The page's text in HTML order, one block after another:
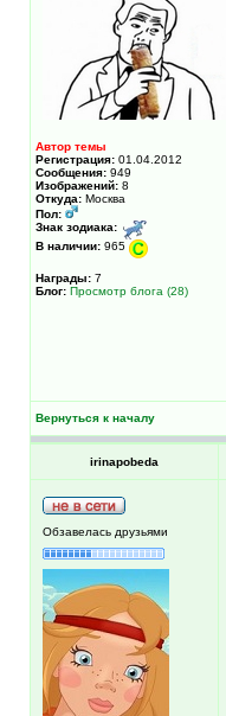
Автор темы
Регистрация: 01.04.2012
Сообщения: 949
Изображений: 8
Откуда: Москва
Пол:
Знак зодиака:
В наличии: 965
Награды: 7
Блог: Просмотр блога (28)
Вернуться к началу
irinapobeda
Обзавелась друзьями